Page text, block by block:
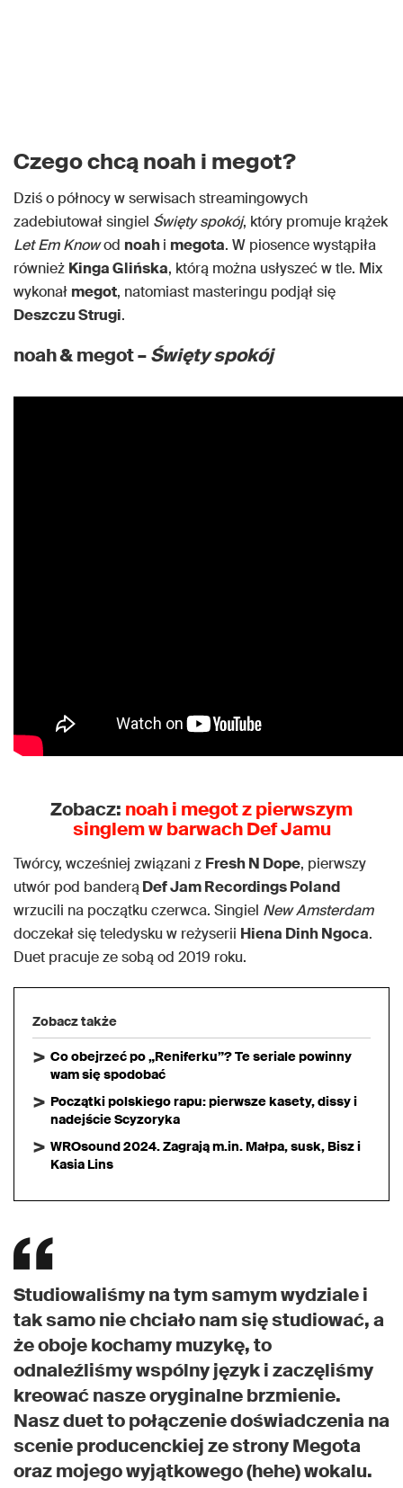
Czego chcą noah i megot?
Dziś o północy w serwisach streamingowych
zadebiutował singiel Święty spokój, który promuje krążek
Let Em Knowod noahi megota. W piosence wystąpiła
również Kinga Glińska, którą można usłyszeć w tle. Mix
wykonał megot, natomiast masteringu podjął się
Deszczu Strugi.
noah & megot –Święty spokój
Zobacz: noah i megot z pierwszym
singlem w barwach Def Jamu
Twórcy, wcześniej związani z Fresh N Dope, pierwszy
utwór pod banderąDef Jam Recordings Poland
wrzucili na początku czerwca. Singiel New Amsterdam
doczekał się teledysku w reżyserii Hiena Dinh Ngoca.
Duet pracuje ze sobą od 2019 roku.
Zobacz także
Co obejrzeć po „Reniferku”? Te seriale powinny
wam się spodobać
Początki polskiego rapu: pierwsze kasety, dissy i
nadejście Scyzoryka
WROsound 2024. Zagrają m.in. Małpa, susk, Bisz i
Kasia Lins
Studiowaliśmy na tym samym wydziale i
tak samo nie chciało nam się studiować, a
że oboje kochamy muzykę, to
odnaleźliśmy wspólny język i zaczęliśmy
kreować nasze oryginalne brzmienie.
Nasz duet to połączenie doświadczenia na
scenie producenckiej ze strony Megota
oraz mojego wyjątkowego (hehe) wokalu.